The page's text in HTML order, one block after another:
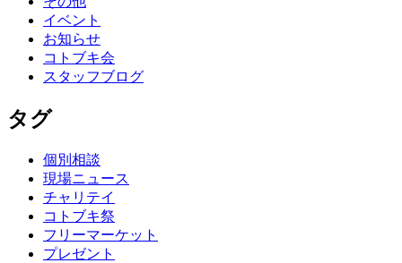
イベント
お知らせ
コトブキ会
スタッフブログ
タグ
個別相談
現場ニュース
チャリテイ
コトブキ祭
フリーマーケット
プレゼント